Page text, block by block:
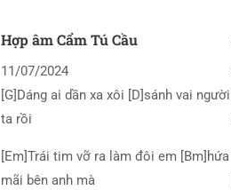
Hợp âm Cẩm Tú Cầu
11/07/2024
[G]Dáng ai dần xa xôi [D]sánh vai người
ta rồi
[Em]Trái tim vỡ ra làm đôi em [Bm]hứa
mãi bên anh mà